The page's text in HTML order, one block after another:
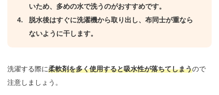
いため、多めの水で洗うのがおすすめです。
脱水後はすぐに洗濯機から取り出し、布同士が重なら
ないように干します。
洗濯する際に柔軟剤を多く使用すると吸水性が落ちてしまうので
注意しましょう。